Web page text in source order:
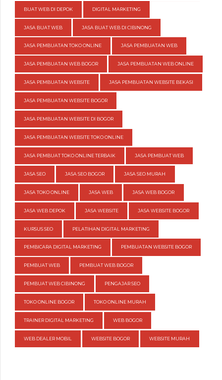
BUAT WEB DI DEPOK DIGITAL MARKETING
JASA BUAT WEB JASA BUAT WEB DI CIBINONG
JASA PEMBUATAN TOKO ONLINE JASA PEMBUATAN WEB
JASA PEMBUATAN WEB BOGOR JASA PEMBUATAN WEB ONLINE
JASA PEMBUATAN WEBSITE JASA PEMBUATAN WEBSITE BEKASI
JASA PEMBUATAN WEBSITE BOGOR
JASA PEMBUATAN WEBSITE DI BOGOR
JASA PEMBUATAN WEBSITE TOKO ONLINE
JASA PEMBUAT TOKO ONLINE TERBAIK JASA PEMBUAT WEB
JASA SEO JASA SEO BOGOR JASA SEO MURAH
JASA TOKO ONLINE JASA WEB JASA WEB BOGOR
JASA WEB DEPOK JASA WEBSITE JASA WEBSITE BOGOR
KURSUS SEO PELATIHAN DIGITAL MARKETING
PEMBICARA DIGITAL MARKETING PEMBUATAN WEBSITE BOGOR
PEMBUAT WEB PEMBUAT WEB BOGOR
PEMBUAT WEB CIBINONG PENGAJAR SEO
TOKO ONLINE BOGOR TOKO ONLINE MURAH
TRAINER DIGITAL MARKETING WEB BOGOR
WEB DEALER MOBIL WEBSITE BOGOR WEBSITE MURAH